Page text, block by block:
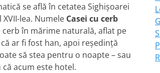
se află în cetatea Sighișoarei
lea. Numele Casei cu cerb
în mărime naturală, aflat pe
ar fi fost han, apoi reședință
să stea pentru o noapte – sau
acum este hotel.